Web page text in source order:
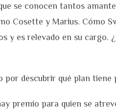
se conocen tantos
Cosette y Marius. Cómo
y es relevado en su cargo.
descubrir qué plan tiene
premio para quien se